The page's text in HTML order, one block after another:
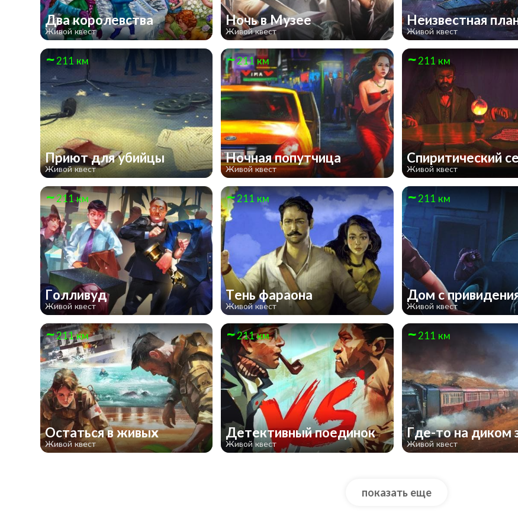
Два королевства
Живой квест
Ночь в Музее
Живой квест
Неизвестная
Живой квест
211 км
Приют для убийцы
Живой квест
211 км
Ночная попутчица
Живой квест
211 км
Спиритический
Живой квест
211 км
Голливуд
Живой квест
211 км
Тень фараона
Живой квест
211 км
Дом с
Живой квест
211 км
Остаться в живых
Живой квест
211 км
Детективный поединок
Живой квест
211 км
Где-то на диком
Живой квест
показать еще